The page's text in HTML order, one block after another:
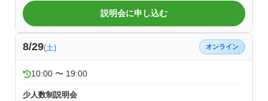
説明会に申し込む
8/29(土) オンライン
10:00 〜 19:00
少人数制説明会